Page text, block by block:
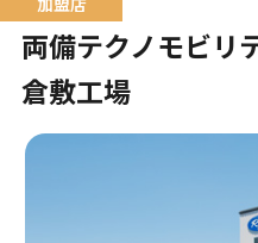
両備テクノモビリ
倉敷工場